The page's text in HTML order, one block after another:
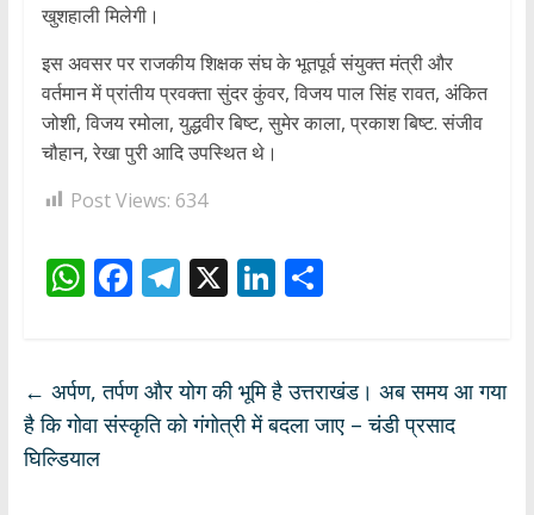
खुशहाली मिलेगी।
इस अवसर पर राजकीय शिक्षक संघ के भूतपूर्व संयुक्त मंत्री और
वर्तमान में प्रांतीय प्रवक्ता सुंदर कुंवर, विजय पाल सिंह रावत, अंकित
जोशी, विजय रमोला, युद्धवीर बिष्ट, सुमेर काला, प्रकाश बिष्ट. संजीव
चौहान, रेखा पुरी आदि उपस्थित थे।
Post Views: 634
W
s
A
p
F
b
o
T
gr
a
X Li
e
dI
S
e
← अर्पण, तर्पण और योग की भूमि है उत्तराखंड। अब समय आ गया
है कि गोवा संस्कृति को गंगोत्री में बदला जाए – चंडी प्रसाद
घिल्डियाल